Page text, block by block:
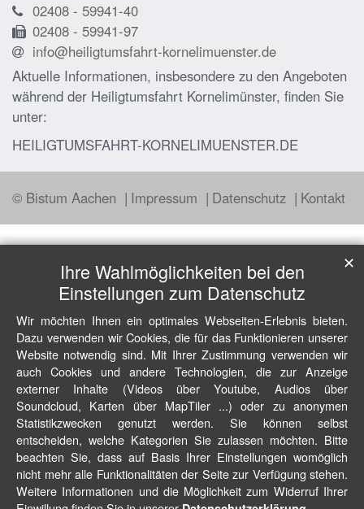
02408 - 59941-40
02408 - 59941-97
info@heiligtumsfahrt-kornelimuenster.de
Aktuelle Informationen, insbesondere zu den Angeboten
während der Heiligtumsfahrt Kornelimünster, finden Sie
unter:
HEILIGTUMSFAHRT-KORNELIMUENSTER.DE
© Bistum Aachen Impressum Datenschutz Kontakt
Ihre Wahlmöglichkeiten bei den
Einstellungen zum Datenschutz
Wir möchten Ihnen ein optimales Webseiten-Erlebnis bieten.
Dazu verwenden wir Cookies, die für das Funktionieren unserer
Website notwendig sind. Mit Ihrer Zustimmung verwenden wir
auch Cookies und andere Technologien, die zur Anzeige
externer Inhalte (Videos über Youtube, Audios über
Soundcloud, Karten über MapTiler ...) oder zu anonymen
Statistikzwecken genutzt werden. Sie können selbst
entscheiden, welche Kategorien Sie zulassen möchten. Bitte
beachten Sie, dass auf Basis Ihrer Einstellungen womöglich
nicht mehr alle Funktionalitäten der Seite zur Verfügung stehen.
Weitere Informationen und die Möglichkeit zum Widerruf Ihrer
✕